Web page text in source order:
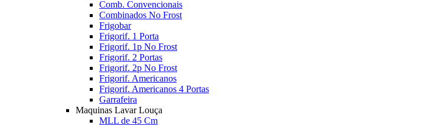
Comb. Convencionais
Combinados No Frost
Frigobar
Frigorif. 1 Porta
Frigorif. 1p No Frost
Frigorif. 2 Portas
Frigorif. 2p No Frost
Frigorif. Americanos
Frigorif. Americanos 4 Portas
Garrafeira
Maquinas Lavar Louça
MLL de 45 Cm